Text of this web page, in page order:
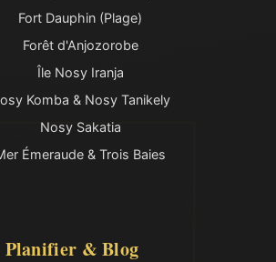
Fort Dauphin (Plage)
Forêt d'Anjozorobe
Île Nosy Iranja
Komba & Nosy Tanikely
Nosy Sakatia
Émeraude & Trois Baies
Planifier & Blog